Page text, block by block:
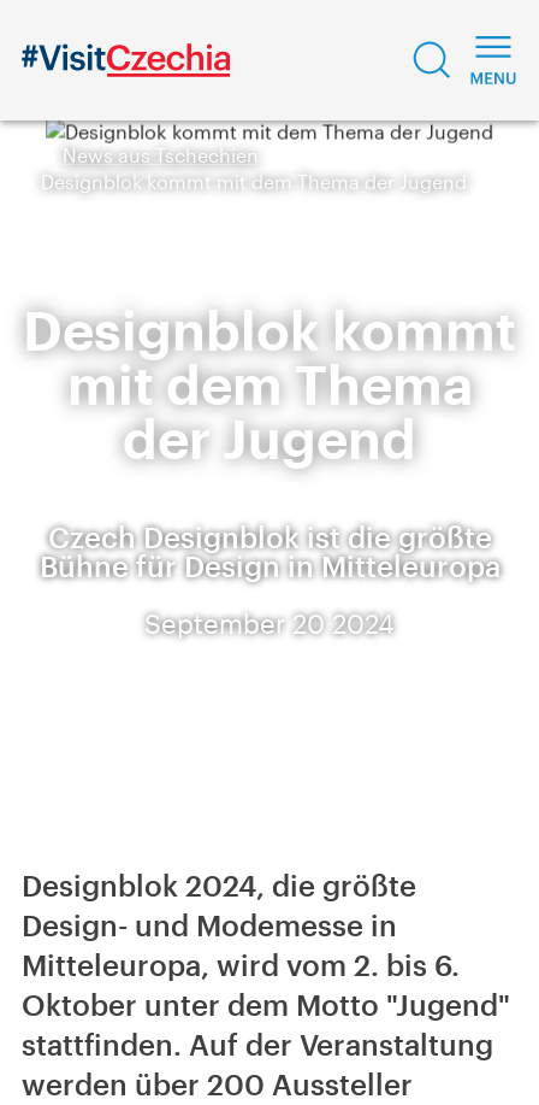
News aus Tschechien
Designblok kommt mit dem Thema der Jugend
Designblok kommt
mit dem Thema
der Jugend
Czech Designblok ist die größte
Bühne für Design in Mitteleuropa
September 20 2024
Designblok 2024, die größte
Design- und Modemesse in
Mitteleuropa, wird vom 2. bis 6.
Oktober unter dem Motto "Jugend"
stattfinden. Auf der Veranstaltung
werden über 200 Aussteller